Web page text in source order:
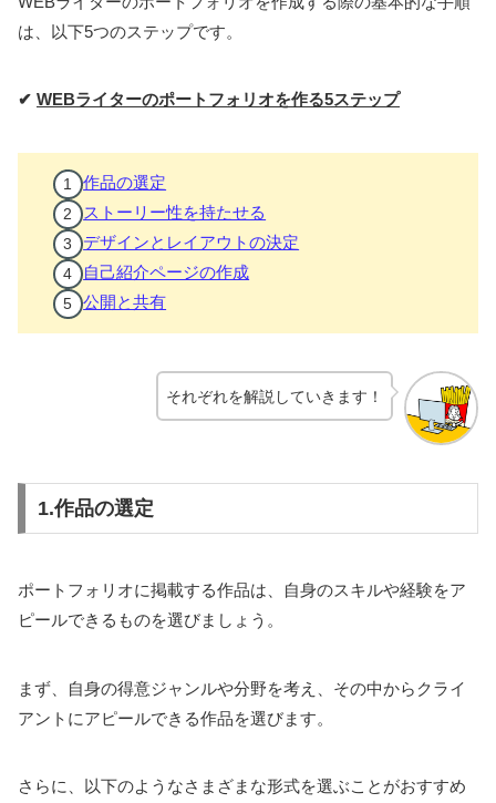
は、以下5つのステップです。
✔ WEBライターのポートフォリオを作る5ステップ
作品の選定
ストーリー性を持たせる
デザインとレイアウトの決定
自己紹介ページの作成
公開と共有
それぞれを解説していきます！
1.作品の選定
ポートフォリオに掲載する作品は、自身のスキルや経験をア
ピールできるものを選びましょう。
まず、自身の得意ジャンルや分野を考え、その中からクライ
アントにアピールできる作品を選びます。
さらに、以下のようなさまざまな形式を選ぶことがおすすめ